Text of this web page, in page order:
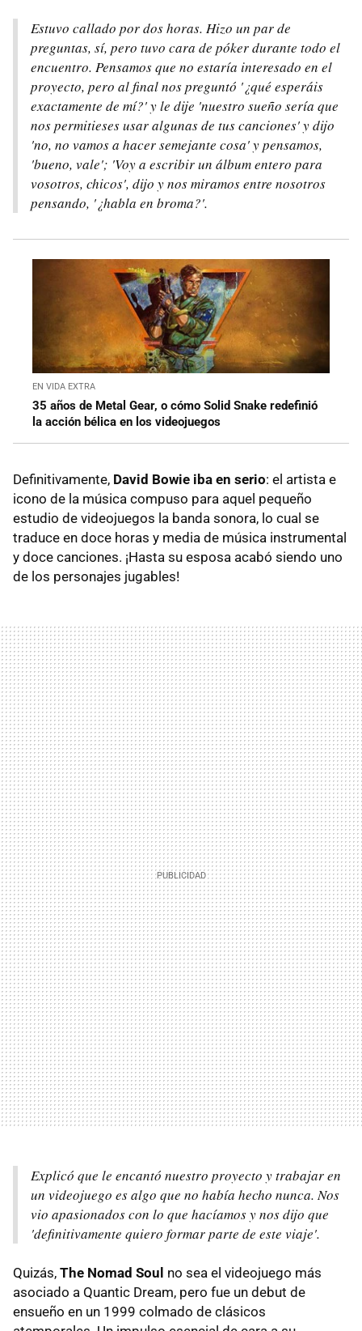
Estuvo callado por dos horas. Hizo un par de
preguntas, sí, pero tuvo cara de póker durante todo el
encuentro. Pensamos que no estaría interesado en el
proyecto, pero al final nos preguntó '¿qué esperáis
exactamente de mí?' y le dije 'nuestro sueño sería que
nos permitieses usar algunas de tus canciones' y dijo
'no, no vamos a hacer semejante cosa' y pensamos,
'bueno, vale'; 'Voy a escribir un álbum entero para
vosotros, chicos', dijo y nos miramos entre nosotros
pensando, '¿habla en broma?'.
EN VIDA EXTRA
35 años de Metal Gear, o cómo Solid Snake redefinió
la acción bélica en los videojuegos
Definitivamente, David Bowie iba en serio: el artista e
icono de la música compuso para aquel pequeño
estudio de videojuegos la banda sonora, lo cual se
traduce en doce horas y media de música instrumental
y doce canciones. ¡Hasta su esposa acabó siendo uno
de los personajes jugables!
Explicó que le encantó nuestro proyecto y trabajar en
un videojuego es algo que no había hecho nunca. Nos
vio apasionados con lo que hacíamos y nos dijo que
'definitivamente quiero formar parte de este viaje'.
Quizás, The Nomad Soul no sea el videojuego más
asociado a Quantic Dream, pero fue un debut de
ensueño en un 1999 colmado de clásicos